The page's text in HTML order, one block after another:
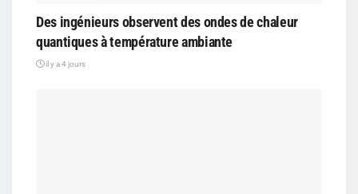
Des ingénieurs observent des ondes de chaleur
quantiques à température ambiante
il y a 4 jours